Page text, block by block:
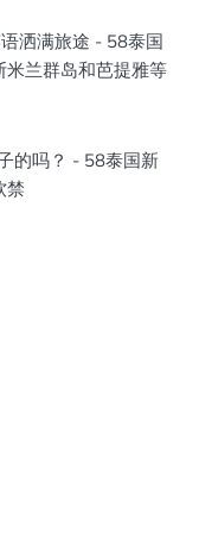
洒满旅途 - 58泰国
米兰群岛和芭提雅等
的吗？ - 58泰国新
禁